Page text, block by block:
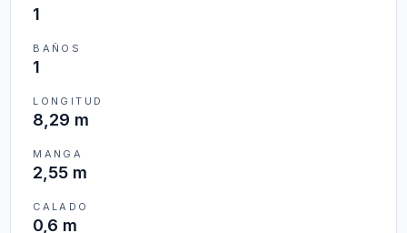
1
BAÑOS
1
LONGITUD
8,29 m
MANGA
2,55 m
CALADO
0,6 m